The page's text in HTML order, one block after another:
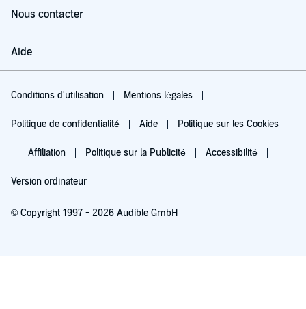
Nous contacter
Aide
Conditions d'utilisation Mentions légales
Politique de confidentialité Aide Politique sur les Cookies
Affiliation Politique sur la Publicité Accessibilité
Version ordinateur
© Copyright 1997 - 2026 Audible GmbH